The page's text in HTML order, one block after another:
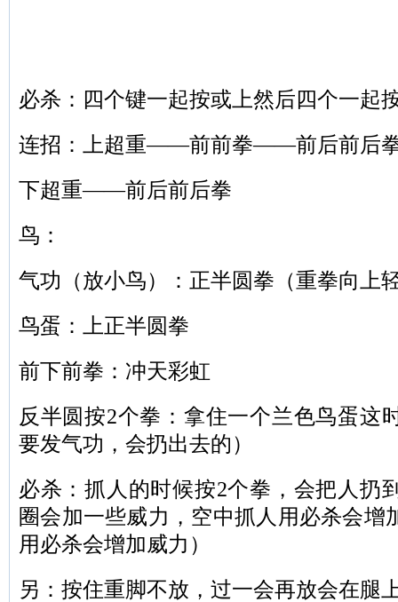
必杀：四个键一起按或上然后四个一起
连招：上超重——前前拳——前后前后
下超重——前后前后拳
鸟：
气功（放小鸟）：正半圆拳（重拳向上
鸟蛋：上正半圆拳
前下前拳：冲天彩虹
反半圆按2个拳：拿住一个兰色鸟蛋这
要发气功，会扔出去的）
必杀：抓人的时候按2个拳，会把人扔
圈会加一些威力，空中抓人用必杀会增
用必杀会增加威力）
另：按住重脚不放，过一会再放会在腿